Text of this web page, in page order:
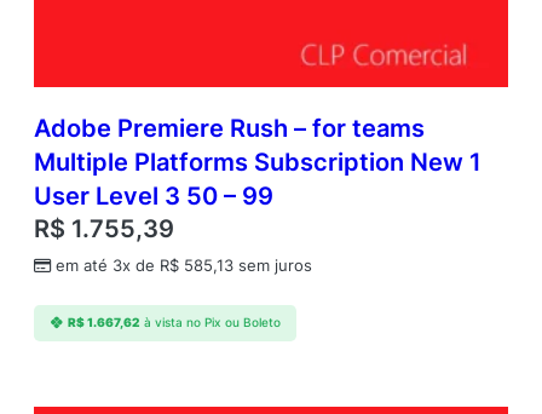
Adobe Premiere Rush – for teams
Multiple Platforms Subscription New 1
User Level 3 50 – 99
R$ 1.755,39
em até 3x de R$ 585,13 sem juros
R$1.667,62 à vista no Pix ou Boleto